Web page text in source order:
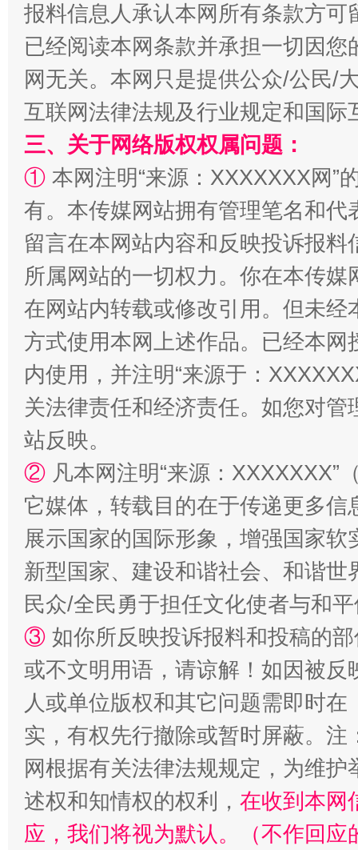
解纷+调解+退费，一次搞定
站台名比不上好声名
漫山遍野的桃花与雪山、麦地、白藏房
招工难、用工荒背后
报料信息人承认本网所有条款方
已经阅读本网条款并承担一切因
网无关。本网只是提供公众/公民/
互联网法律法规及行业规定和国
三、关于网络版权权属问题：
① 本网注明“来源：XXXXXXX网”
有。本传媒网站拥有管理笔名和
留言在本网站内容和反映投诉报
所属网站的一切权力。你在本传
在网站内转载或修改引用。但未
方式使用本网上述作品。已经本
内使用，并注明“来源于：
关法律责任和经济责任。如您对
站反映。
② 凡本网注明“来源：
它媒体，转载目的在于传递更多
展示国家的国际形象，增强国家
新型国家、建设和谐社会、和谐
民众/全民勇于担任文化使者与和
③ 如你所反映投诉报料和投稿的
或不文明用语，请谅解！如因被
人或单位版权和其它问题需即时在
实，有权先行撤除或暂时屏蔽。
网根据有关法律法规规定，为维
述权和知情权的权利， 在收到本网
应，我们将视为默认。（不作回应